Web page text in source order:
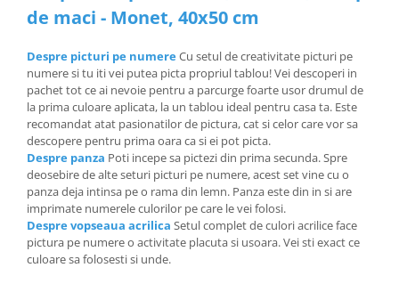
de maci - Monet, 40x50 cm
Despre picturi pe numereCu setul de creativitate picturi pe
numere si tu iti vei putea picta propriul tablou! Vei descoperi in
pachet tot ce ai nevoie pentru a parcurge foarte usor drumul de
la prima culoare aplicata, la un tablou ideal pentru casa ta. Este
recomandat atat pasionatilor de pictura, cat si celor care vor sa
descopere pentru prima oara ca si ei pot picta.
Despre panza Poti incepe sa pictezi din prima secunda. Spre
deosebire de alte seturi picturi pe numere, acest set vine cu o
panza deja intinsa pe o rama din lemn. Panza este din in si are
imprimate numerele culorilor pe care le vei folosi.
Despre vopseaua acrilica Setul complet de culori acrilice face
pictura pe numere o activitate placuta si usoara. Vei sti exact ce
culoare sa folosesti si unde.